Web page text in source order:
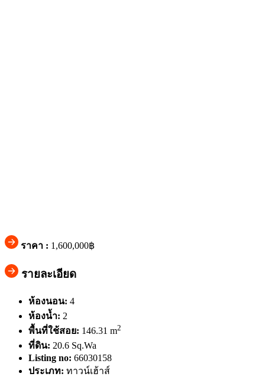
ราคา : 1,600,000฿
รายละเอียด
ห้องนอน: 4
ห้องน้ำ: 2
พื้นที่ใช้สอย: 146.31 m2
ที่ดิน: 20.6 Sq.Wa
Listing no: 66030158
ประเภท: ทาวน์เฮ้าส์